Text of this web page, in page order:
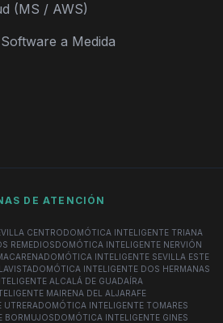
(MS / AWS)
a Medida
DE ATENCIÓN
CENTRODOMÓTICA INTELIGENTE TRIANA
REMEDIOSDOMÓTICA INTELIGENTE NERVIÓN
DOMÓTICA INTELIGENTE SEVILLA ESTE
DOMÓTICA INTELIGENTE DOS HERMANAS
ALCALÁ DE GUADAÍRA
MAIRENA DEL ALJARAFE
UTRERADOMÓTICA INTELIGENTE TOMARES
BORMUJOSDOMÓTICA INTELIGENTE GINES